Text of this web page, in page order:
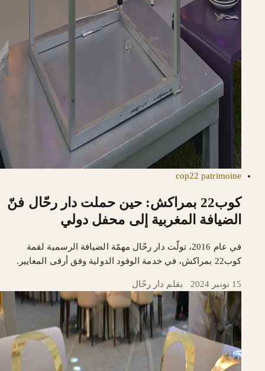
cop22patrimoine
كوب22 بمراكش: حين حملت دار رحّال فنّ
الضيافة المغربية إلى محفل دولي
في عام 2016، تولّت دار رحّال مهمّة الضيافة الرسمية لقمة
كوب22 بمراكش، في خدمة الوفود الدولية وفق أرقى المعايير.
15 نونبر 2024 بقلم دار رحّال